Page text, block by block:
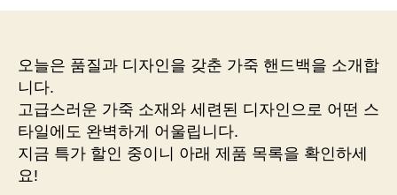
쇼
클
릭
시
오늘은 품질과 디자인을 갖춘 가죽 핸드백을 소개합
니다.
고급스러운 가죽 소재와 세련된 디자인으로 어떤 스
타일에도 완벽하게 어울립니다.
지금 특가 할인 중이니 아래 제품 목록을 확인하세
요!